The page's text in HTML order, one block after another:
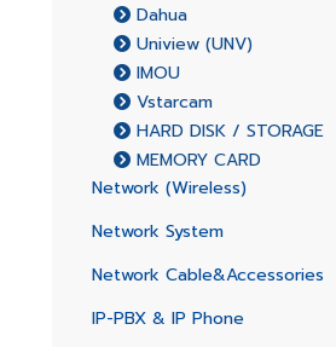
Dahua
Uniview (UNV)
IMOU
Vstarcam
HARD DISK / STORAGE
MEMORY CARD
Network (Wireless)
Network System
Network Cable&Accessories
IP-PBX & IP Phone